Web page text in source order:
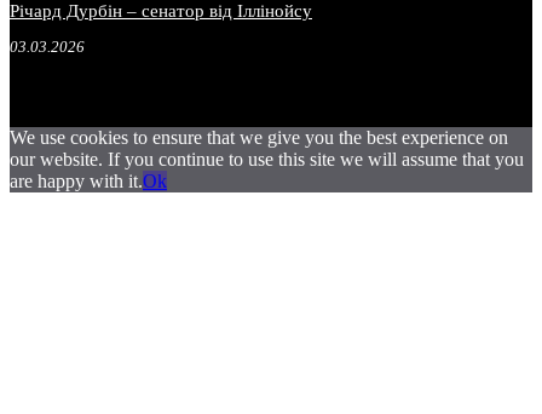
Річард Дурбін – сенатор від Іллінойсу
03.03.2026
We use cookies to ensure that we give you the best experience on
our website. If you continue to use this site we will assume that you
are happy with it.Ok